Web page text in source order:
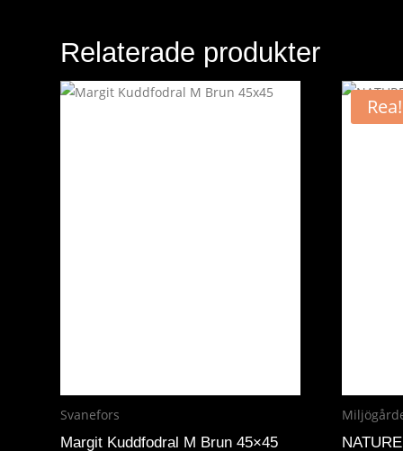
Relaterade produkter
Svanefors
Margit Kuddfodral M Brun 45×45
Rea!